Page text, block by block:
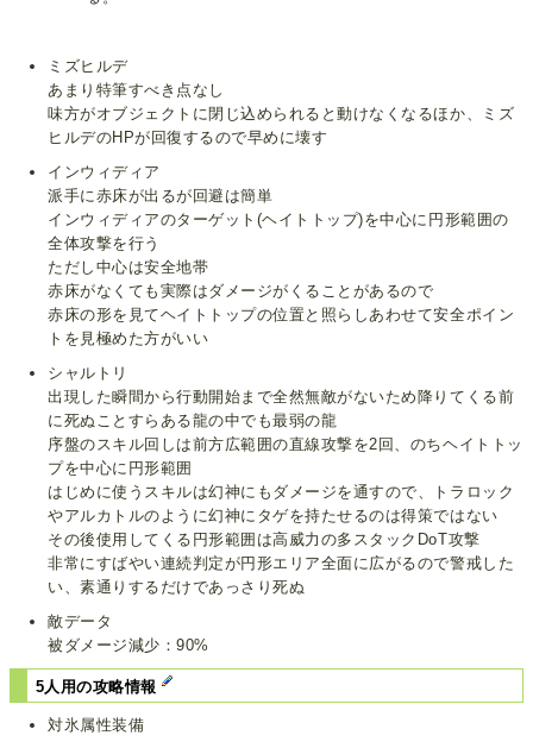
ミズヒルデ
あまり特筆すべき点なし
味方がオブジェクトに閉じ込められると動けなくなるほか、ミズ
ヒルデのHPが回復するので早めに壊す
インウィディア
派手に赤床が出るが回避は簡単
インウィディアのターゲット(ヘイトトップ)を中心に円形範囲の
全体攻撃を行う
ただし中心は安全地帯
赤床がなくても実際はダメージがくることがあるので
赤床の形を見てヘイトトップの位置と照らしあわせて安全ポイン
トを見極めた方がいい
シャルトリ
出現した瞬間から行動開始まで全然無敵がないため降りてくる前
に死ぬことすらある龍の中でも最弱の龍
序盤のスキル回しは前方広範囲の直線攻撃を2回、のちヘイトトッ
プを中心に円形範囲
はじめに使うスキルは幻神にもダメージを通すので、トラロック
やアルカトルのように幻神にタゲを持たせるのは得策ではない
その後使用してくる円形範囲は高威力の多スタックDoT攻撃
非常にすばやい連続判定が円形エリア全面に広がるので警戒した
い、素通りするだけであっさり死ぬ
敵データ
被ダメージ減少：90%
5人用の攻略情報
対氷属性装備